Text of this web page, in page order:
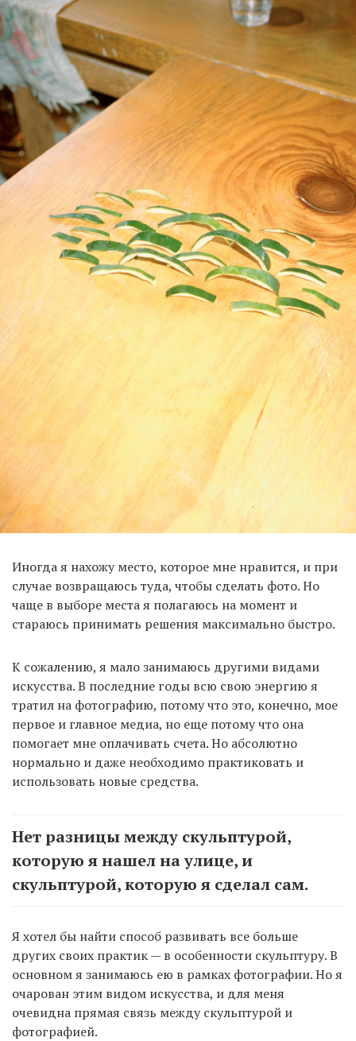
Иногда я нахожу место, которое мне нравится, и при
случае возвращаюсь туда, чтобы сделать фото. Но
чаще в выборе места я полагаюсь на момент и
стараюсь принимать решения максимально быстро.
К сожалению, я мало занимаюсь другими видами
искусства. В последние годы всю свою энергию я
тратил на фотографию, потому что это, конечно, мое
первое и главное медиа, но еще потому что она
помогает мне оплачивать счета. Но абсолютно
нормально и даже необходимо практиковать и
использовать новые средства.
Нет разницы между скульптурой,
которую я нашел на улице, и
скульптурой, которую я сделал сам.
Я хотел бы найти способ развивать все больше
других своих практик — в особенности скульптуру. В
основном я занимаюсь ею в рамках фотографии. Но я
очарован этим видом искусства, и для меня
очевидна прямая связь между скульптурой и
фотографией.